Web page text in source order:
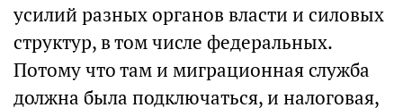
усилий разных органов власти и силовых
структур, в том числе федеральных.
Потому что там и миграционная служба
должна была подключаться, и налоговая,